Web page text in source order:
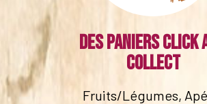
Des paniers click
collect
Fruits/Légumes,